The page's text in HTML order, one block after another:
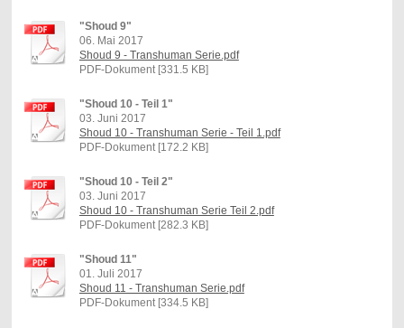
"Shoud 9"
06. Mai 2017
Shoud 9 - Transhuman Serie.pdf
PDF-Dokument [331.5 KB]
"Shoud 10 - Teil 1"
03. Juni 2017
Shoud 10 - Transhuman Serie - Teil 1.pdf
PDF-Dokument [172.2 KB]
"Shoud 10 - Teil 2"
03. Juni 2017
Shoud 10 - Transhuman Serie Teil 2.pdf
PDF-Dokument [282.3 KB]
"Shoud 11"
01. Juli 2017
Shoud 11 - Transhuman Serie.pdf
PDF-Dokument [334.5 KB]